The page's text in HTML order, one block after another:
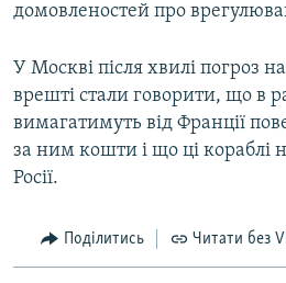
домовленостей про
У Москві після хвилі погроз
врешті стали говорити, що в
вимагатимуть від Франції
за ним кошти і що ці кораблі
Росії.
Поділитись Читати без